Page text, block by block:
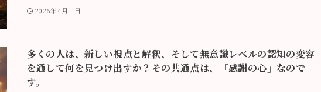
2026年4月11日
多くの人は、新しい視点と解釈、そして無意識レベルの認知の変容
を通して何を見つけ出すか？その共通点は、「感謝の心」なので
す。